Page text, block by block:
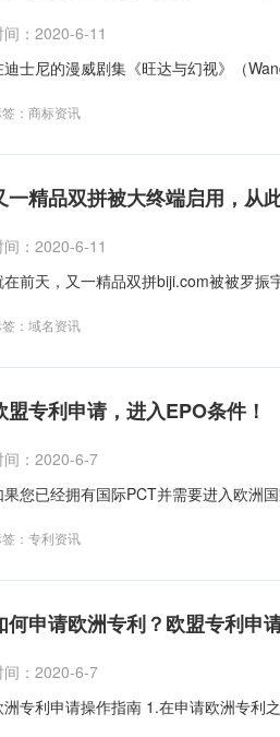
间：2020-6-11
迪士尼的漫威剧集《旺达与幻视》（
： 商标资讯
一精品双拼被大终端启用，从
间：2020-6-11
在前天，又一精品双拼biji.com被被罗
： 域名资讯
盟专利申请，进入EPO条件！
间：2020-6-7
果您已经拥有国际PCT并需要进入欧
： 专利资讯
何申请欧洲专利？欧盟专利申
间：2020-6-7
洲专利申请操作指南 1.在申请欧洲专利